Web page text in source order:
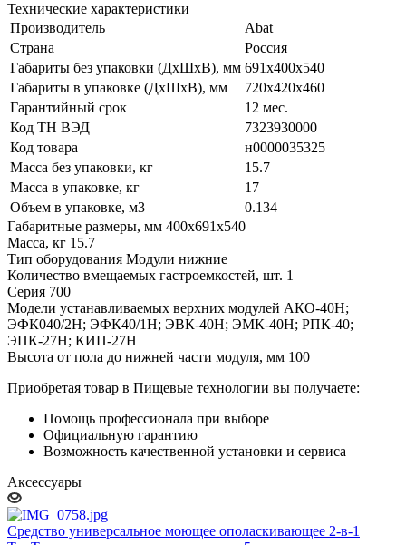
Технические характеристики
Производитель
Abat
Страна
Россия
Габариты без упаковки (ДхШхВ), мм 691x400x540
Габариты в упаковке (ДхШхВ), мм
720х420х460
Гарантийный срок
12 мес.
Код ТН ВЭД
7323930000
Код товара
н0000035325
Масса без упаковки, кг
15.7
Масса в упаковке, кг
17
Объем в упаковке, м3
0.134
Габаритные размеры, мм 400x691x540
Масса, кг 15.7
Тип оборудования Модули нижние
Количество вмещаемых гастроемкостей, шт. 1
Серия 700
Модели устанавливаемых верхних модулей АКО-40Н;
ЭФК040/2Н; ЭФК40/1Н; ЭВК-40Н; ЭМК-40Н; РПК-40;
ЭПК-27Н; КИП-27Н
Высота от пола до нижней части модуля, мм 100
Приобретая товар в Пищевые технологии вы получаете:
Помощь профессионала при выборе
Официальную гарантию
Возможность качественной установки и сервиса
Аксессуары
Средство универсальное моющее ополаскивающее 2-в-1